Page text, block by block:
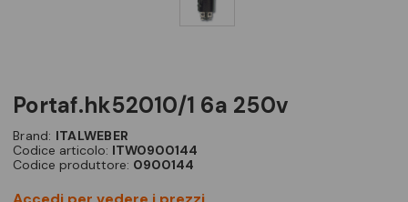
portaf.hk52010/1 6a 250v
Brand: ITALWEBER
Codice articolo: ITW0900144
Codice produttore: 0900144